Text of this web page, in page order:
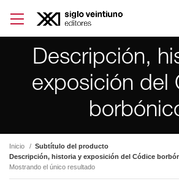
Descripción,
exposición del
Inicio
Subtítulo del producto
Descripción, historia y exposición del Códice
Mostrando el único resultado